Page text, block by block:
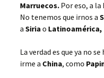
Marruecos. Por eso, a la
No tenemos que irnos a
a Siria o Latinoamérica,
La verdad es que ya no
irme a China, como